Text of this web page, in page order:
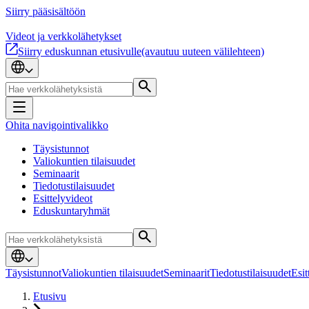
Siirry pääsisältöön
Videot ja verkkolähetykset
Siirry eduskunnan etusivulle(avautuu uuteen välilehteen)
Ohita navigointivalikko
Täysistunnot
Valiokuntien tilaisuudet
Seminaarit
Tiedotustilaisuudet
Esittelyvideot
Eduskuntaryhmät
TäysistunnotValiokuntien tilaisuudetSeminaaritTiedotustilaisuudet
Etusivu